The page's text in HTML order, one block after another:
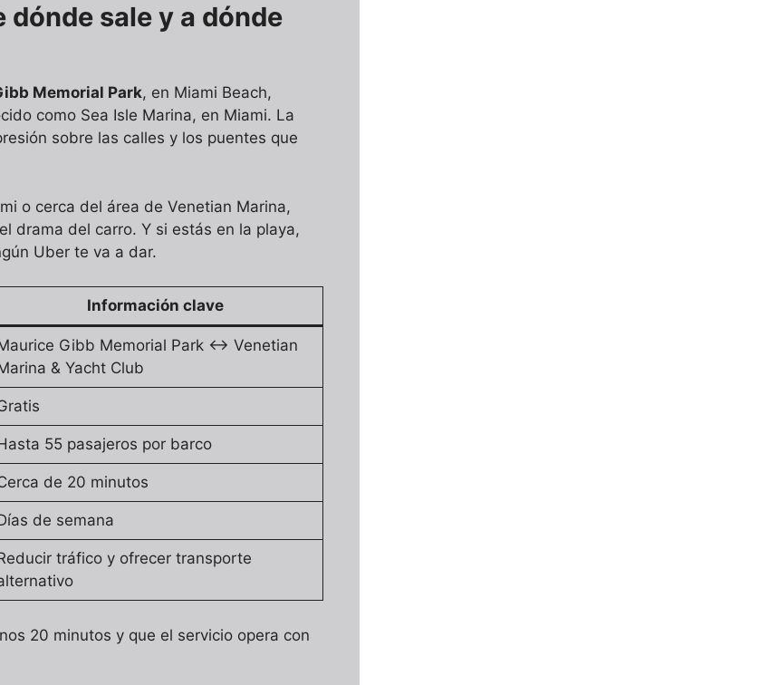
dónde sale y a dónde
Memorial Park, en Miami Beach,
como Sea Isle Marina, en Miami. La
sobre las calles y los puentes que
o cerca del área de Venetian Marina,
drama del carro. Y si estás en la playa,
Uber te va a dar.
Información clave
Gibb Memorial Park ↔ Venetian
& Yacht Club
55 pasajeros por barco
de 20 minutos
de semana
tráfico y ofrecer transporte
20 minutos y que el servicio opera con